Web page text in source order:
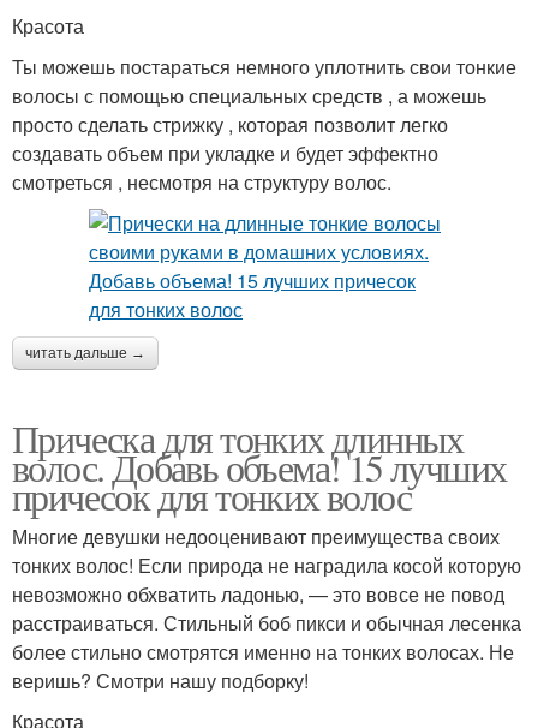
Красота
Ты можешь постараться немного уплотнить свои тонкие
волосы с помощью специальных средств , а можешь
просто сделать стрижку , которая позволит легко
создавать объем при укладке и будет эффектно
смотреться , несмотря на структуру волос.
читать дальше →
Прическа для тонких длинных
волос. Добавь объема! 15 лучших
причесок для тонких волос
Многие девушки недооценивают преимущества своих
тонких волос! Если природа не наградила косой которую
невозможно обхватить ладонью, — это вовсе не повод
расстраиваться. Стильный боб пикси и обычная лесенка
более стильно смотрятся именно на тонких волосах. Не
веришь? Смотри нашу подборку!
Красота